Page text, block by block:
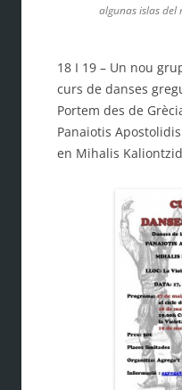
algunas islas del
18 I 19 – Un nou grup
curs de danses
Portem des de
Panaiotis
en Mihalis